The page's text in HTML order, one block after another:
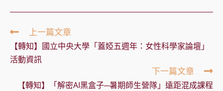
Read
more
articles
上一篇文章
【轉知】國立中央大學「蓋婭五週年：女性科學家論壇」
活動資訊
下一篇文章
【轉知】「解密AI黑盒子─暑期師生營隊」遠距混成課程